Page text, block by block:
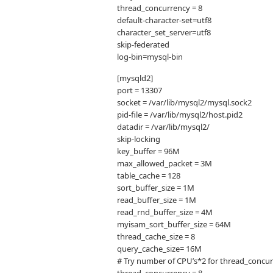
thread_concurrency = 8
default-character-set=utf8
character_set_server=utf8
skip-federated
log-bin=mysql-bin
[mysqld2]
port = 13307
socket = /var/lib/mysql2/mysql.sock2
pid-file = /var/lib/mysql2/host.pid2
datadir = /var/lib/mysql2/
skip-locking
key_buffer = 96M
max_allowed_packet = 3M
table_cache = 128
sort_buffer_size = 1M
read_buffer_size = 1M
read_rnd_buffer_size = 4M
myisam_sort_buffer_size = 64M
thread_cache_size = 8
query_cache_size= 16M
# Try number of CPU’s*2 for